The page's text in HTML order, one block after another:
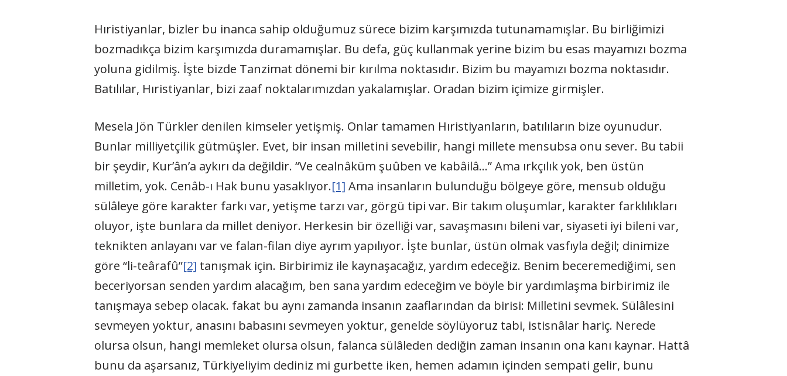
Hıristiyanlar, bizler bu inanca sahip olduğumuz sürece bizim karşımızda tutunamamışlar. Bu birliğimizi
bozmadıkça bizim karşımızda duramamışlar. Bu defa, güç kullanmak yerine bizim bu esas mayamızı bozma
yoluna gidilmiş. İşte bizde Tanzimat dönemi bir kırılma noktasıdır. Bizim bu mayamızı bozma noktasıdır.
Batılılar, Hıristiyanlar, bizi zaaf noktalarımızdan yakalamışlar. Oradan bizim içimize girmişler.
Mesela Jön Türkler denilen kimseler yetişmiş. Onlar tamamen Hıristiyanların, batılıların bize oyunudur.
Bunlar milliyetçilik gütmüşler. Evet, bir insan milletini sevebilir, hangi millete mensubsa onu sever. Bu tabii
bir şeydir, Kur’ân’a aykırı da değildir. “Ve cealnâküm şuûben ve kabâilâ…” Ama ırkçılık yok, ben üstün
milletim, yok. Cenâb-ı Hak bunu yasaklıyor.[1] Ama insanların bulunduğu bölgeye göre, mensub olduğu
sülâleye göre karakter farkı var, yetişme tarzı var, görgü tipi var. Bir takım oluşumlar, karakter farklılıkları
oluyor, işte bunlara da millet deniyor. Herkesin bir özelliği var, savaşmasını bileni var, siyaseti iyi bileni var,
teknikten anlayanı var ve falan-filan diye ayrım yapılıyor. İşte bunlar, üstün olmak vasfıyla değil; dinimize
göre “li-teârafû”[2] tanışmak için. Birbirimiz ile kaynaşacağız, yardım edeceğiz. Benim beceremediğimi, sen
beceriyorsan senden yardım alacağım, ben sana yardım edeceğim ve böyle bir yardımlaşma birbirimiz ile
tanışmaya sebep olacak. fakat bu aynı zamanda insanın zaaflarından da birisi: Milletini sevmek. Sülâlesini
sevmeyen yoktur, anasını babasını sevmeyen yoktur, genelde söylüyoruz tabi, istisnâlar hariç. Nerede
olursa olsun, hangi memleket olursa olsun, falanca sülâleden dediğin zaman insanın ona kanı kaynar. Hattâ
bunu da aşarsanız, Türkiyeliyim dediniz mi gurbette iken, hemen adamın içinden sempati gelir, bunu